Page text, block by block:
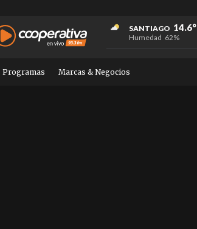
SANTIAGO 14.6°
Humedad 62%
Programas Marcas & Negocios